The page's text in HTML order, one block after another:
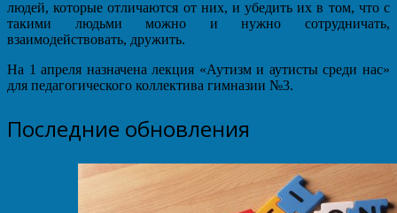
людей, которые отличаются от них, и убедить их в том, что с
такими людьми можно и нужно сотрудничать,
взаимодействовать, дружить.
На 1 апреля назначена лекция «Аутизм и аутисты среди нас»
для педагогического коллектива гимназии №3.
Последние обновления